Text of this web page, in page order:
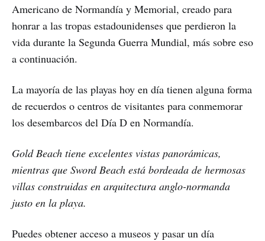
Americano de Normandía y Memorial, creado para
honrar a las tropas estadounidenses que perdieron la
vida durante la Segunda Guerra Mundial, más sobre eso
a continuación.
La mayoría de las playas hoy en día tienen alguna forma
de recuerdos o centros de visitantes para conmemorar
los desembarcos del Día D en Normandía.
Gold Beach tiene excelentes vistas panorámicas,
mientras que Sword Beach está bordeada de hermosas
villas construidas en arquitectura anglo-normanda
justo en la playa.
Puedes obtener acceso a museos y pasar un día